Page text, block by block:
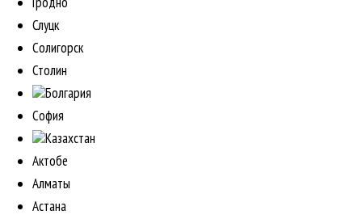
Слуцк
Солигорск
Столин
Болгария
София
Казахстан
Актобе
Алматы
Астана